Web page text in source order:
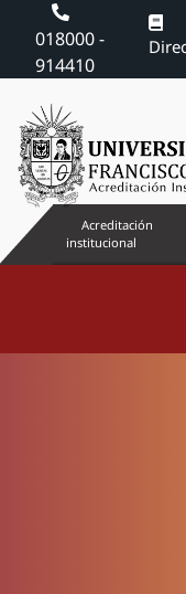
018000 -
914410
Acreditación
institucional